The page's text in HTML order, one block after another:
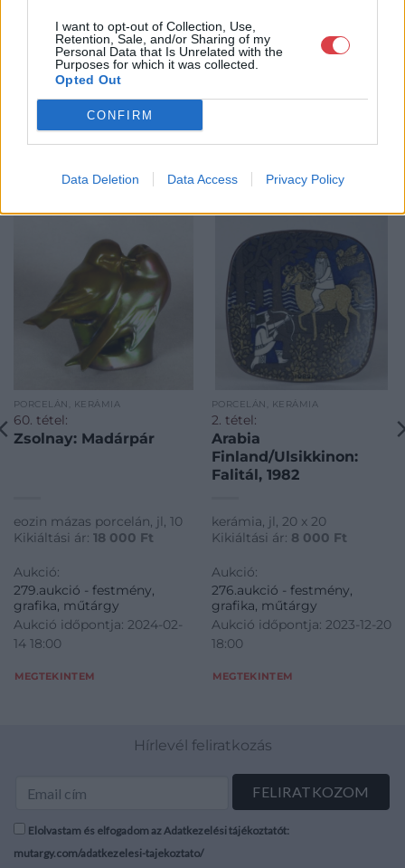
I want to opt-out of Collection, Use,
Retention, Sale, and/or Sharing of my
Personal Data that Is Unrelated with the
Purposes for which it was collected.
Opted Out
CONFIRM
Data Deletion Data Access Privacy Policy
GALÉRIA TOVÁBBI MŰTÁRGYAI
KAPCSOLÓDÓ MŰTÁRGYAK
PORCELÁN, KERÁMIA
60. tétel:
Zsolnay: Madárpár
eozin mázas porcelán, jl, 10
Kikiáltási ár: 18 000 Ft
Aukció:
279.aukció - festmény,
grafika, műtárgy
Aukció időpontja: 2024-02-
14 18:00
MEGTEKINTEM
PORCELÁN, KERÁMIA
2. tétel:
Arabia
Finland/Ulsikkinon:
Falitál, 1982
kerámia, jl, 20 x 20
Kikiáltási ár: 8 000 Ft
Aukció:
276.aukció - festmény,
grafika, műtárgy
Aukció időpontja: 2023-12-20
18:00
MEGTEKINTEM
Hírlevél feliratkozás
Elolvastam és elfogadom az Adatkezelési tájékoztatót:
mutargy.com/adatkezelesi-tajekoztato/